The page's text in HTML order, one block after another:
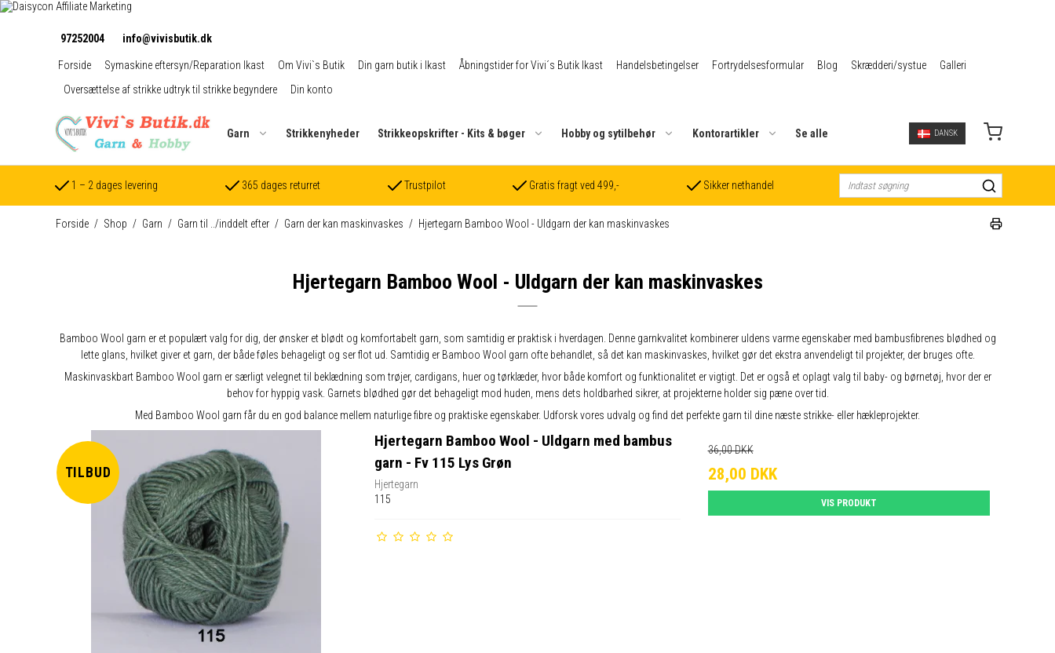
97252004 info@vivisbutik.dk
Forside Symaskine eftersyn/Reparation Ikast Om Vivi`s Butik Din garn butik i Ikast Åbningstider for Vivi´s Butik Ikast Handelsbetingelser Fortrydelsesformular Blog Skrædderi/systue
Galleri
Oversættelse af strikke udtryk til strikke begyndere
Din konto
Garn Strikkenyheder Strikkeopskrifter - Kits & bøger Hobby og sytilbehør Kontorartikler Se alle DANSK
1 – 2 dages levering 365 dages returret Trustpilot Gratis fragt ved 499,- Sikker nethandel
Forside / Shop / Garn / Garn til ../inddelt efter / Garn der kan maskinvaskes / Hjertegarn Bamboo Wool - Uldgarn der kan maskinvaskes
Hjertegarn Bamboo Wool - Uldgarn der kan maskinvaskes
Bamboo Wool garn er et populært valg for dig, der ønsker et blødt og komfortabelt garn, som samtidig er praktisk i hverdagen. Denne garnkvalitet kombinerer uldens varme egenskaber med bambusfibrenes blødhed og
lette glans, hvilket giver et garn, der både føles behageligt og ser flot ud. Samtidig er Bamboo Wool garn ofte behandlet, så det kan maskinvaskes, hvilket gør det ekstra anvendeligt til projekter, der bruges ofte.
Maskinvaskbart Bamboo Wool garn er særligt velegnet til beklædning som trøjer, cardigans, huer og tørklæder, hvor både komfort og funktionalitet er vigtigt. Det er også et oplagt valg til baby- og børnetøj, hvor der er
behov for hyppig vask. Garnets blødhed gør det behageligt mod huden, mens dets holdbarhed sikrer, at projekterne holder sig pæne over tid.
Med Bamboo Wool garn får du en god balance mellem naturlige fibre og praktiske egenskaber. Udforsk vores udvalg og find det perfekte garn til dine næste strikke- eller hækleprojekter.
TILBUD
Hjertegarn Bamboo Wool - Uldgarn med bambus
garn - Fv 115 Lys Grøn
Hjertegarn
115
36,00 DKK
28,00 DKK
VIS PRODUKT